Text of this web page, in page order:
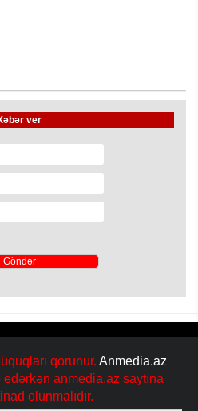
ver
qorunur. Anmedia.az
anmedia.az saytına
olunmalıdır.